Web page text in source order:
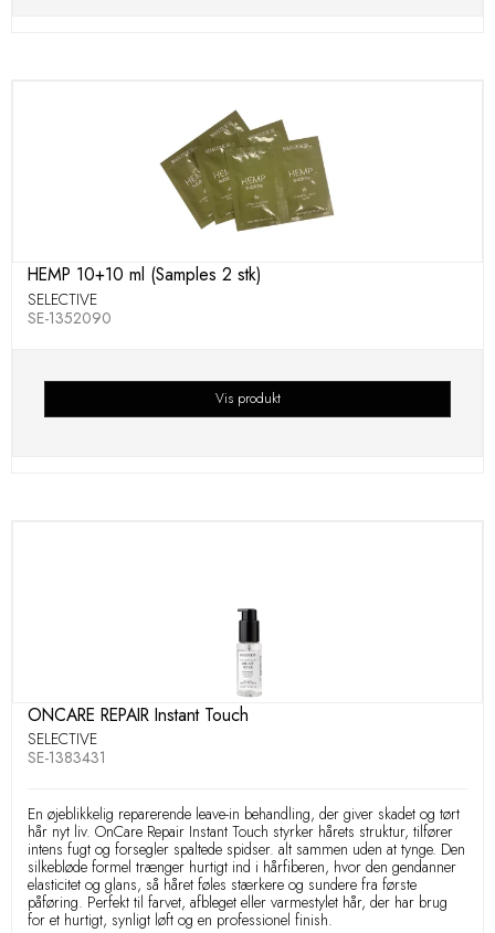
HEMP 10+10 ml (Samples 2 stk)
SELECTIVE
SE-1352090
Vis produkt
ONCARE REPAIR Instant Touch
SELECTIVE
SE-1383431
En øjeblikkelig reparerende leave-in behandling, der giver skadet og tørt
hår nyt liv. OnCare Repair Instant Touch styrker hårets struktur, tilfører
intens fugt og forsegler spaltede spidser. alt sammen uden at tynge. Den
silkebløde formel trænger hurtigt ind i hårfiberen, hvor den gendanner
elasticitet og glans, så håret føles stærkere og sundere fra første
påføring. Perfekt til farvet, afbleget eller varmestylet hår, der har brug
for et hurtigt, synligt løft og en professionel finish.